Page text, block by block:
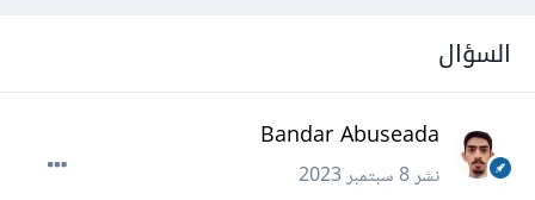
السؤال
Bandar Abuseada
نشر8 سبتمبر 2023